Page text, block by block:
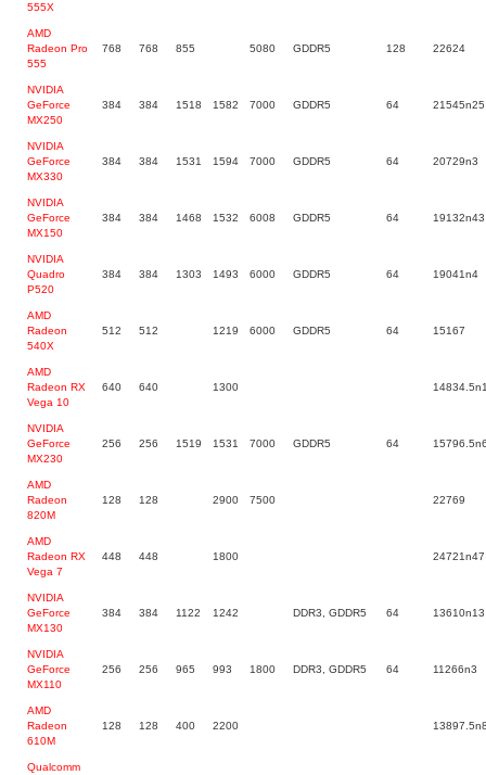
555X
AMD
Radeon Pro
555
768 768 855 5080 GDDR5 128 22624
NVIDIA
GeForce
MX250
384 384 1518 1582 7000 GDDR5 64 21545n25
NVIDIA
GeForce
MX330
384 384 1531 1594 7000 GDDR5 64 20729n3
NVIDIA
GeForce
MX150
384 384 1468 1532 6008 GDDR5 64 19132n43
NVIDIA
Quadro
P520
384 384 1303 1493 6000 GDDR5 64 19041n4
AMD
Radeon
540X
512 512 1219 6000 GDDR5 64 15167
AMD
Radeon RX
Vega 10
640 640 1300
NVIDIA
GeForce
MX230
256 256 1519 1531 7000 GDDR5 64
AMD
Radeon
820M
128 128 2900 7500 22769
AMD
Radeon RX
Vega 7
448 448 1800 24721n47
NVIDIA
GeForce
MX130
384 384 1122 1242 DDR3, GDDR5 64 13610n13
NVIDIA
GeForce
MX110
256 256 965 993 1800 DDR3, GDDR5 64 11266n3
AMD
Radeon
610M
128 128 400 2200
Qualcomm